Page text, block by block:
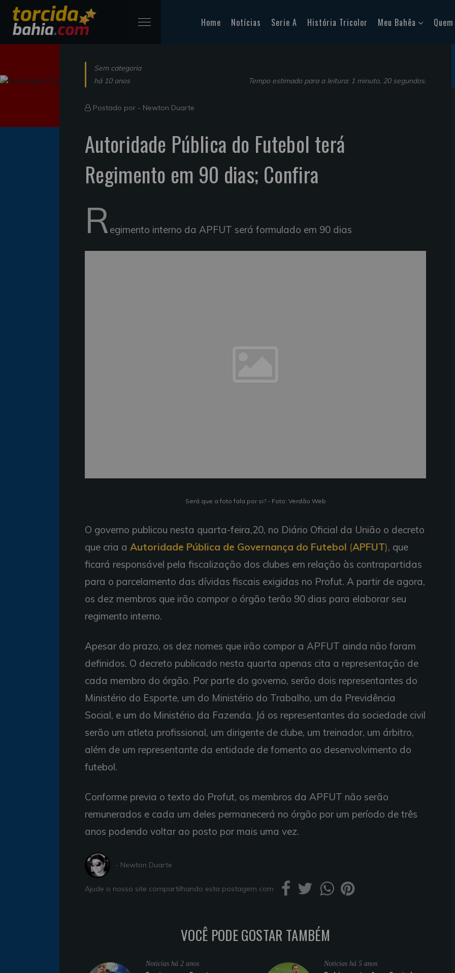
Home Notícias Serie A História Tricolor Meu Bahêa
Sem categoria
há 10 anos
Tempo estimado para a leitura: 1 minuto, 20 segundos.
Postado por - Newton Duarte
Autoridade Pública do Futebol terá
Regimento em 90 dias; Confira
Regimento interno da APFUT será formulado em 90 dias
Será que a foto fala por si? - Foto: Verdão Web
O governo publicou nesta quarta-feira,20, no Diário Oficial da União o decreto
que cria a Autoridade Pública de Governança do Futebol (APFUT), que
ficará responsável pela fiscalização dos clubes em relação às contrapartidas
para o parcelamento das dívidas fiscais exigidas no Profut. A partir de agora,
os dez membros que irão compor o órgão terão 90 dias para elaborar seu
regimento interno.
Apesar do prazo, os dez nomes que irão compor a APFUT ainda não foram
definidos. O decreto publicado nesta quarta apenas cita a representação de
cada membro do órgão. Por parte do governo, serão dois representantes do
Ministério do Esporte, um do Ministério do Trabalho, um da Previdência
Social, e um do Ministério da Fazenda. Já os representantes da sociedade civil
serão um atleta profissional, um dirigente de clube, um treinador, um árbitro,
além de um representante da entidade de fomento ao desenvolvimento do
futebol.
Conforme previa o texto do Profut, os membros da APFUT não serão
remunerados e cada um deles permanecerá no órgão por um período de três
anos podendo voltar ao posto por mais uma vez.
- Newton Duarte
Ajude o nosso site compartilhando esta postagem com
VOCÊ PODE GOSTAR TAMBÉM
Noticias há 2 anos Noticias há 5 anos